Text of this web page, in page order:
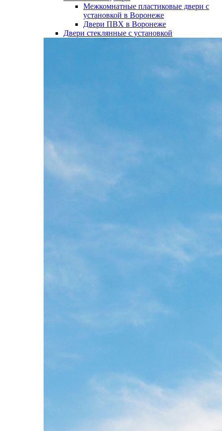
Межкомнатные пластиковые двери с
установкой в Воронеже
Двери ПВХ в Воронеже
Двери стеклянные с установкой